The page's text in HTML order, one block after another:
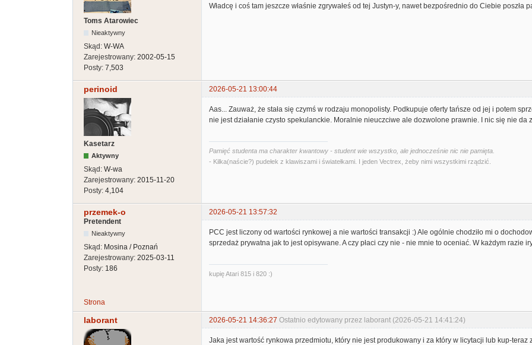
Toms Atarowiec
Nieaktywny
Skąd: W-WA
Zarejestrowany: 2002-05-15
Posty: 7,503
Władcę i coś tam jeszcze właśnie zgrywałeś od tej Justyn-y, nawet bezpośrednio do Ciebie poszła
perinoid 2026-05-21 13:00:44
Kasetarz
Aktywny
Skąd: W-wa
Zarejestrowany: 2015-11-20
Posty: 4,104
Aas... Zauważ, że stała się czymś w rodzaju monopolisty. Podkupuje oferty tańsze od jej i potem
nie jest działanie czysto spekulanckie. Moralnie nieuczciwe ale dozwolone prawnie. I nic się nie da
Pamięć studenta ma charakter kwantowy - student wie wszystko, ale jednocześnie nic nie pamięta.
- Kilka(naście?) pudełek z klawiszami i światełkami. I jeden Vectrex, żeby nimi wszystkimi rządzić.
przemek-o
2026-05-21 13:57:32
Pretendent
Nieaktywny
Skąd: Mosina / Poznań
Zarejestrowany: 2025-03-11
Posty: 186
PCC jest liczony od wartości rynkowej a nie wartości transakcji :) Ale ogólnie chodziło mi o
sprzedaż prywatna jak to jest opisywane. A czy płaci czy nie - nie mnie to oceniać. W każdym razie
kupię Atari 815 i 820 :)
Strona
laborant 2026-05-21 14:36:27 Ostatnio edytowany przez laborant (2026-05-21 14:41:24)
Jaka jest wartość rynkowa przedmiotu, który nie jest produkowany i za który w licytacji lub kup-teraz